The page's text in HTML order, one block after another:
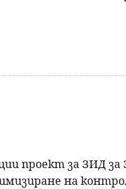
е проект за ЗИД
на